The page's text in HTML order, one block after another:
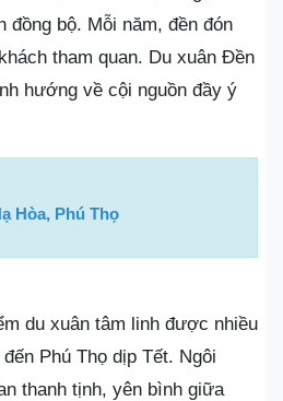
đồng bộ. Mỗi năm, đền đón
tham quan. Du xuân Đền
hướng về cội nguồn đầy ý
Hòa, Phú Thọ
du xuân tâm linh được nhiều
Phú Thọ dịp Tết. Ngôi
thanh tịnh, yên bình giữa